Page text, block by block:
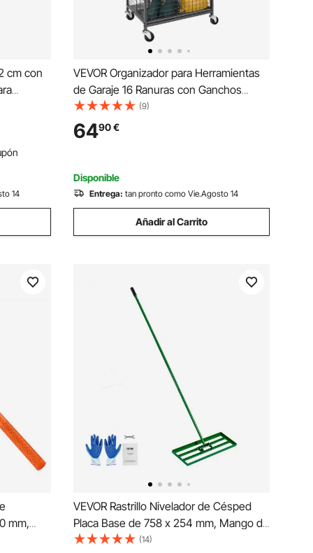
cm con
para
14
VEVOR Organizador para Herramientas
de Garaje 16 Ranuras con Ganchos
Soporte para Herramientas de Jardín de
Metal con Ruedas para Organización de
Herramientas, Rastrillos, Escobas de
(9)
6490€
Disponible
Entrega: tan pronto como Vie.Agosto 14
Añadir al Carrito
mm,
​VEVOR Rastrillo Nivelador de Césped
Placa Base de 758 x 254 mm, Mango de
Acero Extendido de 1981 mm, Rastrillo
(14)